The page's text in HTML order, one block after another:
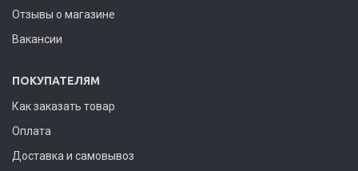
Отзывы о магазине
Вакансии
ПОКУПАТЕЛЯМ
Как заказать товар
Оплата
Доставка и самовывоз